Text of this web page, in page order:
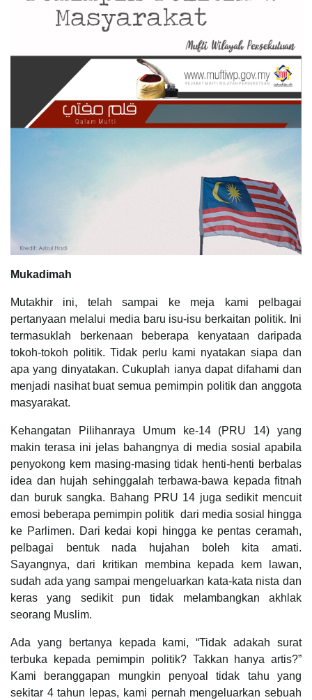
Mukadimah
Mutakhir ini, telah sampai ke meja kami pelbagai
pertanyaan melalui media baru isu-isu berkaitan politik. Ini
termasuklah berkenaan beberapa kenyataan daripada
tokoh-tokoh politik. Tidak perlu kami nyatakan siapa dan
apa yang dinyatakan. Cukuplah ianya dapat difahami dan
menjadi nasihat buat semua pemimpin politik dan anggota
masyarakat.
Kehangatan Pilihanraya Umum ke-14 (PRU 14) yang
makin terasa ini jelas bahangnya di media sosial apabila
penyokong kem masing-masing tidak henti-henti berbalas
idea dan hujah sehinggalah terbawa-bawa kepada fitnah
dan buruk sangka. Bahang PRU 14 juga sedikit mencuit
emosi beberapa pemimpin politik dari media sosial hingga
ke Parlimen. Dari kedai kopi hingga ke pentas ceramah,
pelbagai bentuk nada hujahan boleh kita amati.
Sayangnya, dari kritikan membina kepada kem lawan,
sudah ada yang sampai mengeluarkan kata-kata nista dan
keras yang sedikit pun tidak melambangkan akhlak
seorang Muslim.
Ada yang bertanya kepada kami, “Tidak adakah surat
terbuka kepada pemimpin politik? Takkan hanya artis?”
Kami beranggapan mungkin penyoal tidak tahu yang
sekitar 4 tahun lepas, kami pernah mengeluarkan sebuah